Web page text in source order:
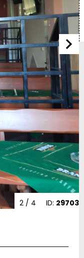
ID: 29703
2/ 4